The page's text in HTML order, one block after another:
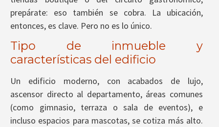
prepárate: eso también se cobra. La ubicación,
entonces, es clave. Pero no es lo único.
Tipo de inmueble y
características del edificio
Un edificio moderno, con acabados de lujo,
ascensor directo al departamento, áreas comunes
(como gimnasio, terraza o sala de eventos), e
incluso espacios para mascotas, se cotiza más alto.